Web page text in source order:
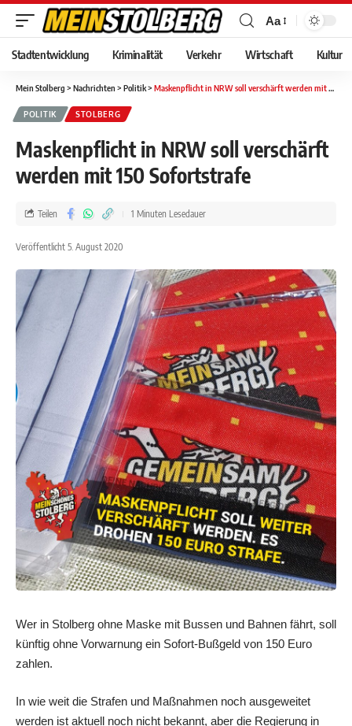
Aa
Stadtentwicklung Kriminalität Verkehr Wirtschaft Kultur
Mein Stolberg > Nachrichten > Politik> Maskenpflicht in NRW soll verschärft werden mit 150 Sofortstrafe
POLITIK STOLBERG
Maskenpflicht in NRW soll verschärft
werden mit 150 Sofortstrafe
Veröffentlicht 5. August 2020
Teilen 1 Minuten Lesedauer
Wer in Stolberg ohne Maske mit Bussen und Bahnen fährt, soll
künftig ohne Vorwarnung ein Sofort-Bußgeld von 150 Euro
zahlen.
In wie weit die Strafen und Maßnahmen noch ausgeweitet
werden ist aktuell noch nicht bekannt, aber die Regierung in